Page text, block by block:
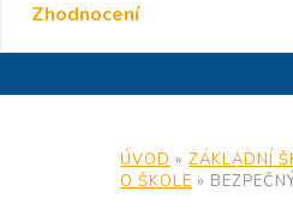
Zhodnocení
ÚVOD » ZÁKLADNÍ
O ŠKOLE »